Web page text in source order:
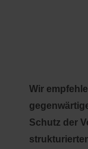
Wir
Schutz der